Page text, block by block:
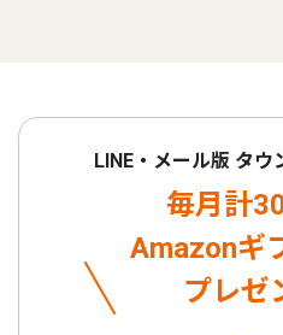
LINE・メール版 タウ
毎月計
Amazonギ
プレゼ